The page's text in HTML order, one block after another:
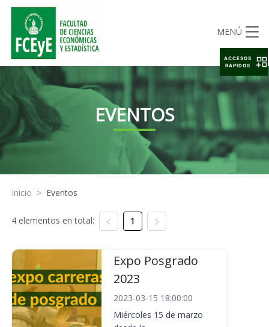
MENÚ
EVENTOS
Inicio > Eventos
4 elementos en total: 1
Expo Posgrado
2023
2023-03-15 18:00:00
Miércoles 15 de marzo
ACCESOS
RAPIDOS